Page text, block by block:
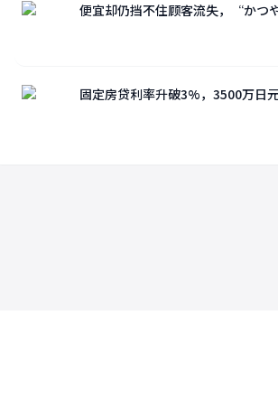
便宜却仍挡不住顾客流失，“かつ
固定房贷利率升破3%，3500万日